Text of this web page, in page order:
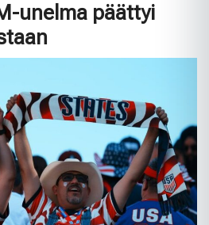
unelma päättyi